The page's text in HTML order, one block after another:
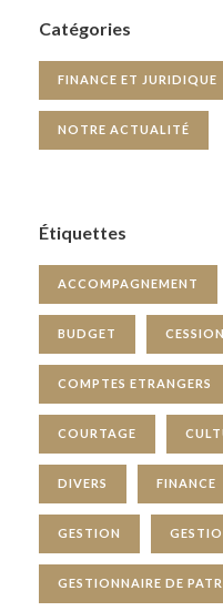
Catégories
FINANCE ET JURIDIQUE
NOTRE ACTUALITÉ
Étiquettes
ACCOMPAGNEMENT
BUDGET CESSION
COMPTES ETRANGERS
COURTAGE
DIVERS FINANCE
GESTION
GESTIONNAIRE DE